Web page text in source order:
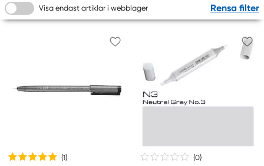
Visa endast artiklar i webblager Rensa filter
(1)
(0)